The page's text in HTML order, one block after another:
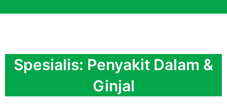
Spesialis: Penyakit Dalam &
Ginjal